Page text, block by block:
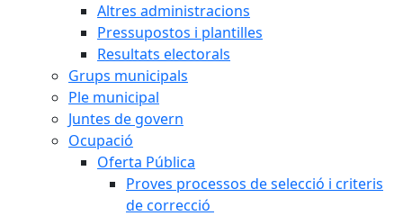
Altres administracions
Pressupostos i plantilles
Resultats electorals
Grups municipals
Ple municipal
Juntes de govern
Ocupació
Oferta Pública
Proves processos de selecció i criteris
de correcció